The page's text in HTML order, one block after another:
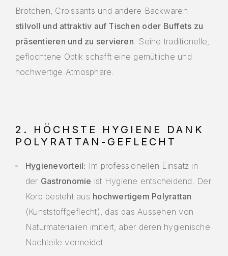
Brötchen, Croissants und andere Backwaren
stilvoll und attraktiv auf Tischen oder Buffets zu
präsentieren und zu servieren. Seine traditionelle,
geflochtene Optik schafft eine gemütliche und
hochwertige Atmosphäre.
2. HÖCHSTE HYGIENE DANK
POLYRATTAN-GEFLECHT
Hygienevorteil: Im professionellen Einsatz in
der Gastronomie ist Hygiene entscheidend. Der
Korb besteht aus hochwertigem Polyrattan
(Kunststoffgeflecht), das das Aussehen von
Naturmaterialien imitiert, aber deren hygienische
Nachteile vermeidet.